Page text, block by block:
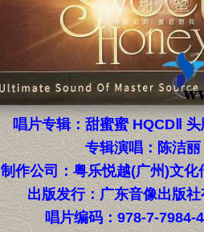
唱片专辑：甜蜜蜜 HQCDⅡ
专辑演唱：陈洁丽
制作公司：粤乐悦越(广州)文化
出版发行：广东音像出版
唱片编码：978-7-7984-